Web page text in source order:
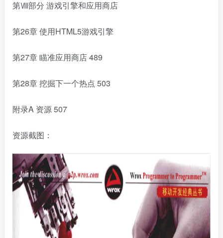
第Ⅷ部分 游戏引擎和应用商店
第26章 使用HTML5游戏引擎
第27章 瞄准应用商店489
第28章 挖掘下一个热点 503
附录A 资源507
资源截图：